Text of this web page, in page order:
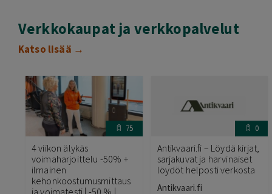
Verkkokaupat ja verkkopalvelut
Katso lisää →
75
4 viikon älykäs
voimaharjoittelu -50% +
ilmainen
kehonkoostumusmittaus
ja voimatesti | -50 % |
0
Antikvaari.fi – Löydä kirjat,
sarjakuvat ja harvinaiset
löydöt helposti verkosta
Antikvaari.fi